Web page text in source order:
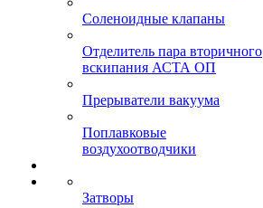
Соленоидные клапаны
Отделитель пара вторичного
вскипания АСТА ОП
Прерыватели вакуума
Поплавковые
воздухоотводчики
Затворы